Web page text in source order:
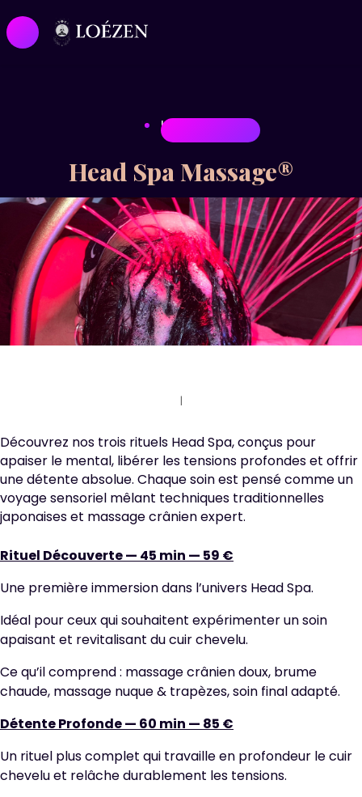
HEAD SPA
Head Spa Massage®
Découvrez nos trois rituels Head Spa, conçus pour
apaiser le mental, libérer les tensions profondes et offrir
une détente absolue. Chaque soin est pensé comme un
voyage sensoriel mêlant techniques traditionnelles
japonaises et massage crânien expert.
Rituel Découverte — 45 min — 59 €
Une première immersion dans l’univers Head Spa.
Idéal pour ceux qui souhaitent expérimenter un soin
apaisant et revitalisant du cuir chevelu.
Ce qu’il comprend : massage crânien doux, brume
chaude, massage nuque & trapèzes, soin final adapté.
Détente Profonde — 60 min — 85 €
Un rituel plus complet qui travaille en profondeur le cuir
chevelu et relâche durablement les tensions.